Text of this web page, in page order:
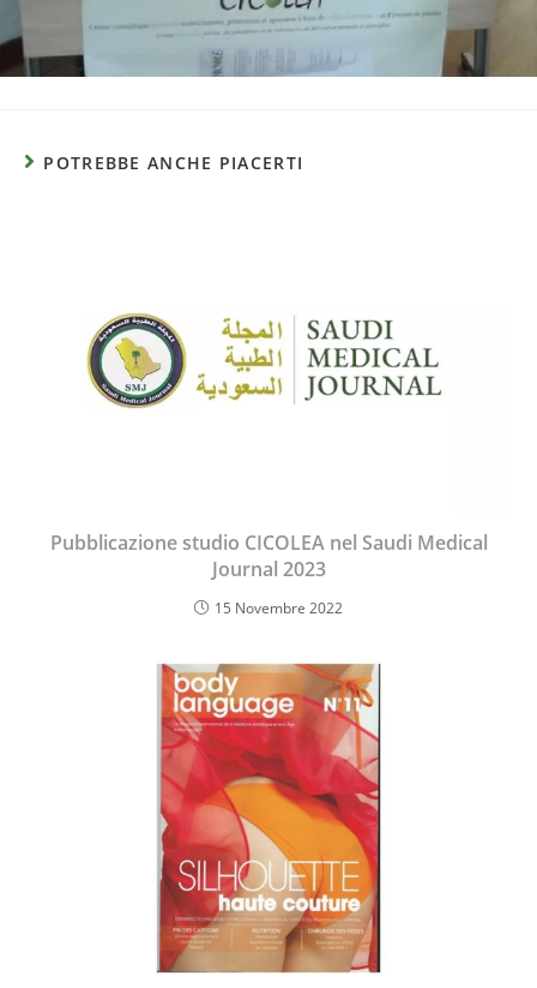
POTREBBE ANCHE PIACERTI
Pubblicazione studio CICOLEA nel Saudi Medical
Journal 2023
15 Novembre 2022